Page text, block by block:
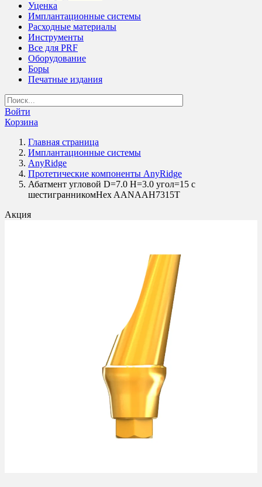
Уценка
Имплантационные системы
Расходные материалы
Инструменты
Все для PRF
Оборудование
Боры
Печатные издания
Войти
Корзина
Главная страница
Имплантационные системы
AnyRidge
Протетические компоненты AnyRidge
Абатмент угловой D=7.0 H=3.0 угол=15 с
шестигранникомHex AANAAH7315T
Акция